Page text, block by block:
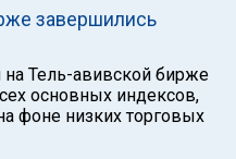
завершились
на Тель-авивской бирже
основных индексов,
фоне низких торговых